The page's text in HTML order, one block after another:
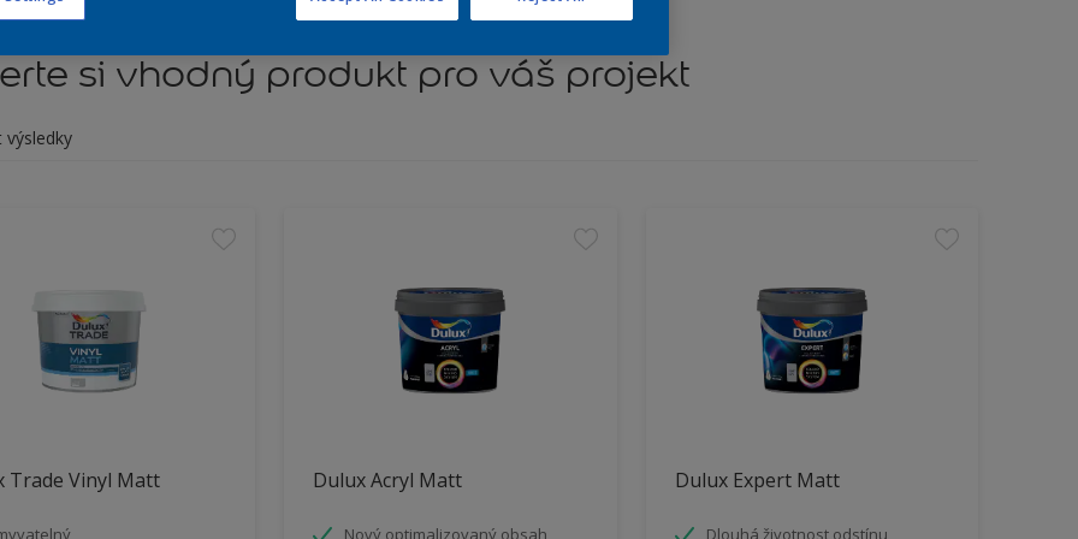
si vhodný produkt pro váš projekt
Trade Vinyl Matt Dulux Acryl Matt
Nový optimalizovaný obsah
Dulux Expert Matt
Dlouhá životnost odstínu